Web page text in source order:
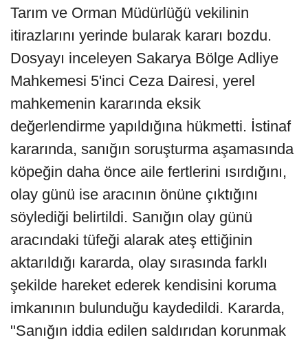
Tarım ve Orman Müdürlüğü vekilinin
itirazlarını yerinde bularak kararı bozdu.
Dosyayı inceleyen Sakarya Bölge Adliye
Mahkemesi 5'inci Ceza Dairesi, yerel
mahkemenin kararında eksik
değerlendirme yapıldığına hükmetti. İstinaf
kararında, sanığın soruşturma aşamasında
köpeğin daha önce aile fertlerini ısırdığını,
olay günü ise aracının önüne çıktığını
söylediği belirtildi. Sanığın olay günü
aracındaki tüfeği alarak ateş ettiğinin
aktarıldığı kararda, olay sırasında farklı
şekilde hareket ederek kendisini koruma
imkanının bulunduğu kaydedildi. Kararda,
"Sanığın iddia edilen saldırıdan korunmak